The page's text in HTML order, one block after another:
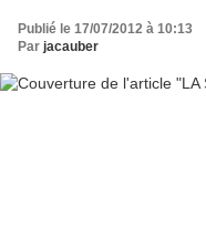
Publié le 17/07/2012 à 10:13
Par jacauber